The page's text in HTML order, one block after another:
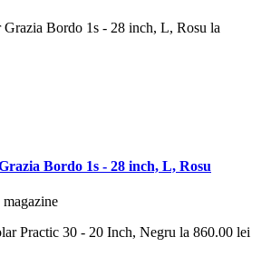
Bordo 1s - 28 inch, L, Rosu
magazine